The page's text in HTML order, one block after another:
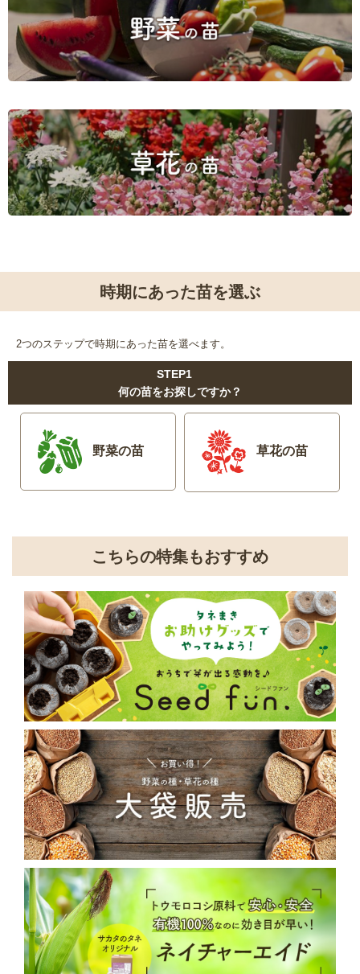
時期にあった苗を選ぶ
2つのステップで時期にあった苗を選べます。
STEP1
何の苗をお探しですか？
野菜の苗 草花の苗
こちらの特集もおすすめ